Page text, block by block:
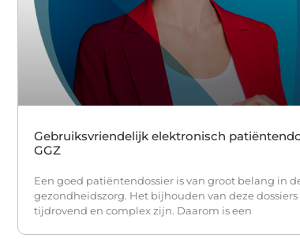
Gebruiksvriendelijk elektronisch
GGZ
Een goed patiëntendossier is van groot belang in
gezondheidszorg. Het bijhouden van deze
tijdrovend en complex zijn. Daarom is een